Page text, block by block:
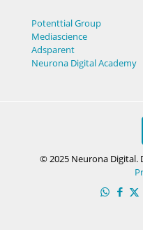
Potenttial Group
Mediascience
Adsparent
Neurona Digital Academy
© 2025 Neurona Digital.